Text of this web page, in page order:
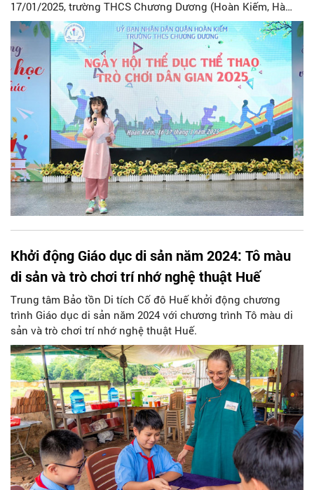
17/01/2025, trường THCS Chương Dương (Hoàn Kiếm, Hà
Nội) tổ chức “Ngày hội Thể dục thể thao và Trò chơi dân
gian”. Đây cũng là dịp giáo dục truyền thống, tình yêu dân
tộc cho các em học sinh qua các trò chơi dân gian (TCDG)
quen thuộc như: Ô ăn quan, kéo co, chơi chuyền…
Khởi động Giáo dục di sản năm 2024: Tô màu
di sản và trò chơi trí nhớ nghệ thuật Huế
Trung tâm Bảo tồn Di tích Cố đô Huế khởi động chương
trình Giáo dục di sản năm 2024 với chương trình Tô màu di
sản và trò chơi trí nhớ nghệ thuật Huế.